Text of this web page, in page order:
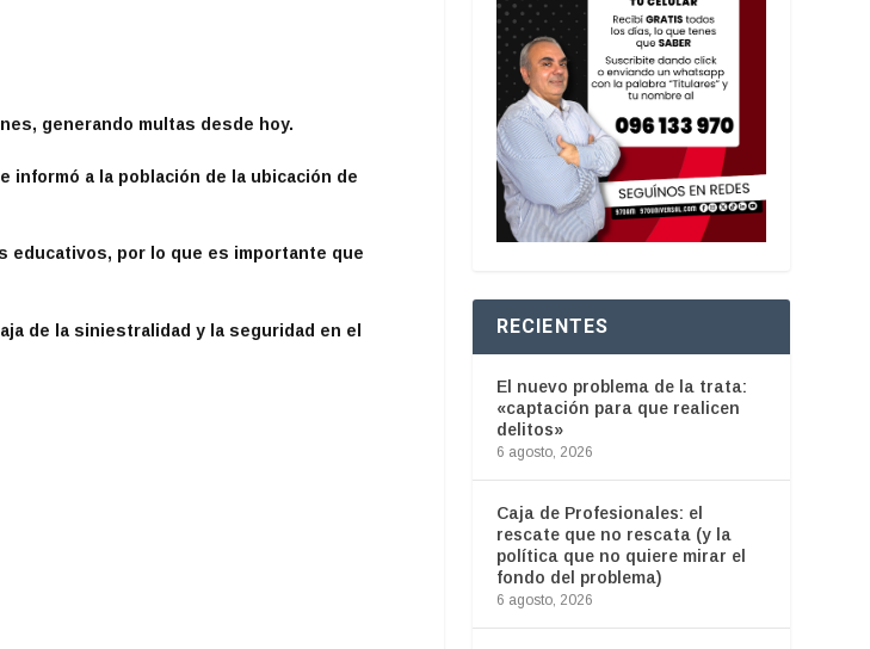
generando multas desde hoy.
informó a la población de la ubicación de
educativos, por lo que es importante que
de la siniestralidad y la seguridad en el
RECIENTES
El nuevo problema de la trata:
«captación para que realicen
delitos»
6 agosto, 2026
Caja de Profesionales: el
rescate que no rescata (y la
política que no quiere mirar el
fondo del problema)
6 agosto, 2026